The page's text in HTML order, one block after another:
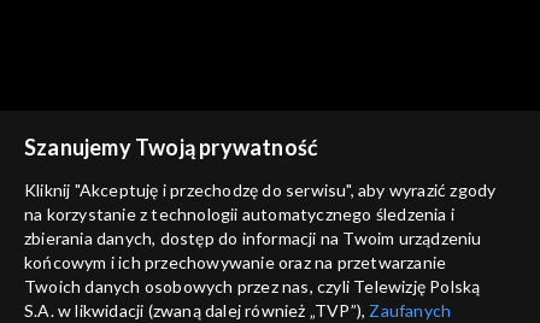
11.12.2025, 12:10
10.12.2025, 12:10
Szanujemy Twoją prywatność
Kliknij "Akceptuję i przechodzę do serwisu", aby wyrazić zgody
na korzystanie z technologii automatycznego śledzenia i
zbierania danych, dostęp do informacji na Twoim urządzeniu
końcowym i ich przechowywanie oraz na przetwarzanie
Twoich danych osobowych przez nas, czyli Telewizję Polską
S.A. w likwidacji (zwaną dalej również „TVP”), Zaufanych